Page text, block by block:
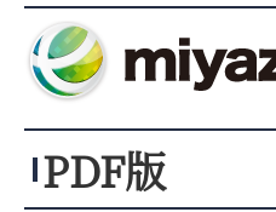
PDF版